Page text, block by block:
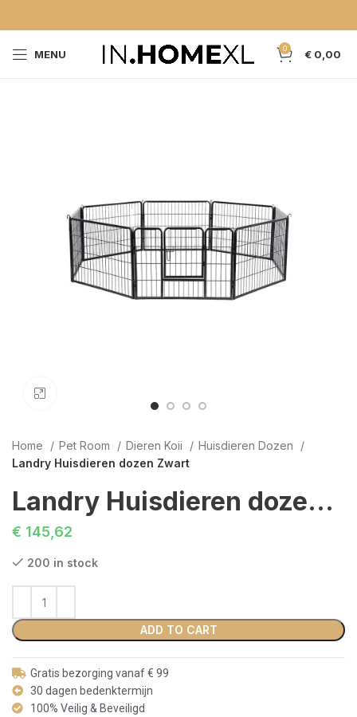
MENU 0 € 0,00
Home Pet Room Dieren Koii
Huisdieren Dozen
Landry Huisdieren dozen Zwart
Landry Huisdieren dozen Zwart
€ 145,62
200 in stock
ADD TO CART
Gratis bezorging vanaf € 99
30 dagen bedenktermijn
100% Veilig & Beveiligd